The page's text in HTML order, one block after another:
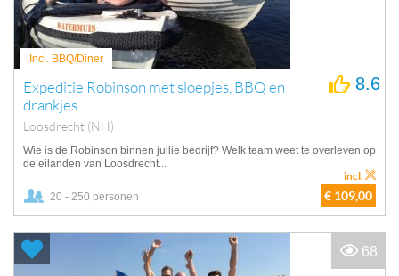
Incl. BBQ/Diner
Expeditie Robinson met sloepjes, BBQ en
drankjes
Loosdrecht (NH)
8.6
Wie is de Robinson binnen jullie bedrijf? Welk team weet te overleven op
de eilanden van Loosdrecht...
20 - 250 personen € 109,00
incl.
68